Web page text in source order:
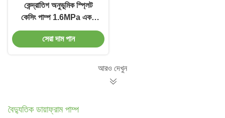
কেন্দ্রাতিগ অনুভূমিক স্প্লিট
কেসিং পাম্প 1.6MPa একক
পর্যায় 2-4000m3/H
সেরা দাম পান
আরও দেখুন
বৈদ্যুতিক ডায়াফ্রাম পাম্প